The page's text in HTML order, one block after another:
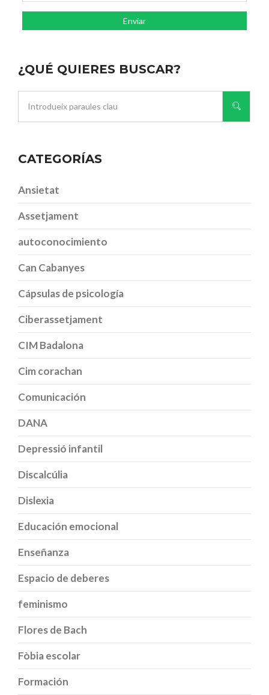
¿QUÉ QUIERES BUSCAR?
CATEGORÍAS
Ansietat
Assetjament
autoconocimiento
Can Cabanyes
Cápsulas de psicología
Ciberassetjament
CIM Badalona
Cim corachan
Comunicación
DANA
Depressió infantil
Discalcúlia
Dislexia
Educación emocional
Enseñanza
Espacio de deberes
feminismo
Flores de Bach
Fòbia escolar
Formación